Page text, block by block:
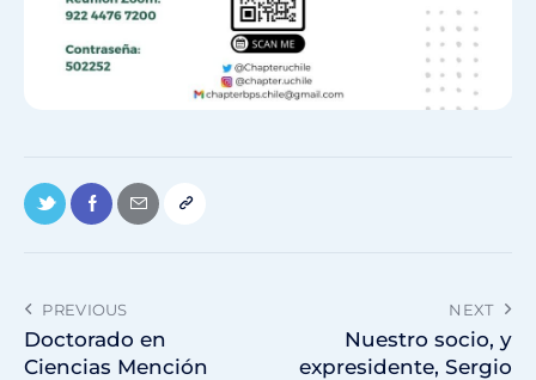
PREVIOUS
Doctorado en
Ciencias Mención
NEXT
Nuestro socio, y
expresidente, Sergio